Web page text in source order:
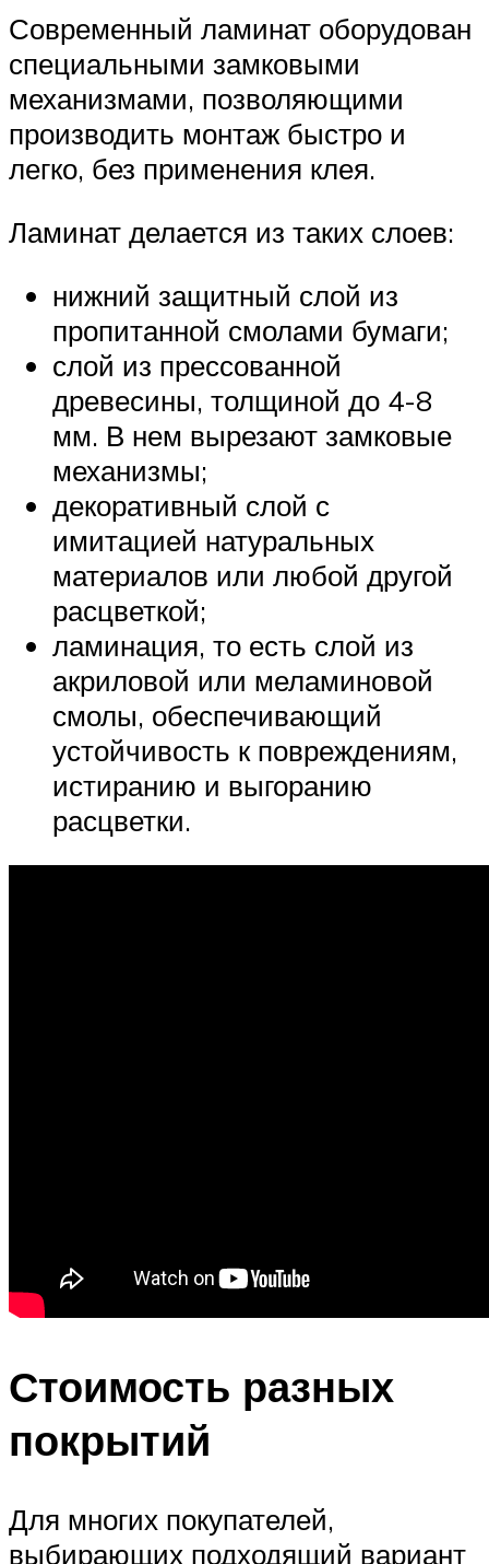
Современный ламинат оборудован
специальными замковыми
механизмами, позволяющими
производить монтаж быстро и
легко, без применения клея.
Ламинат делается из таких слоев:
нижний защитный слой из
пропитанной смолами бумаги;
слой из прессованной
древесины, толщиной до 4-8
мм. В нем вырезают замковые
механизмы;
декоративный слой с
имитацией натуральных
материалов или любой другой
расцветкой;
ламинация, то есть слой из
акриловой или меламиновой
смолы, обеспечивающий
устойчивость к повреждениям,
истиранию и выгоранию
расцветки.
Стоимость разных
покрытий
Для многих покупателей,
выбирающих подходящий вариант